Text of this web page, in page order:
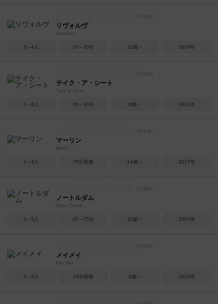
リヴォルヴ
Revolve!
3～4人 10～20分 12歳～ 2024年
テイク・ア・シート
Take a Seat
1～6人 20～30分 8歳～ 2022年
マーリン
Merlin
2～4人 75分前後 14歳～ 2017年
ノートルダム
Notre Dame
2～5人 45～75分 10歳～ 2007年
メイメイ
Mei Mei
3～6人 15分前後 8歳～ 2020年